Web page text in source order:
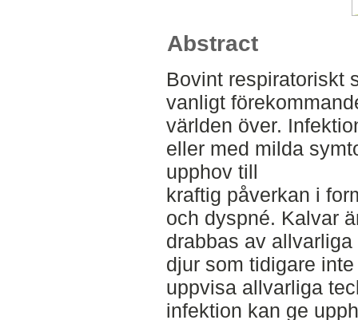
Abstract
Bovint respiratoriskt
vanligt
världen över.
eller med milda
upphov till
kraftig påverkan i
och dyspné. Kalvar
drabbas av
djur som tidigare
uppvisa allvarliga
infektion kan ge